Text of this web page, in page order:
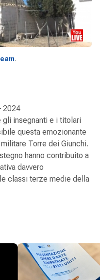
.
2024
gli insegnanti e i titolari
questa emozionante
Torre dei Giunchi.
hanno contribuito a
davvero
classi terze medie della